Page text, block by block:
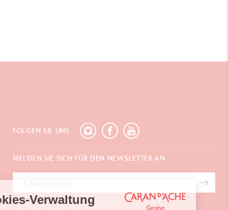
Cookies-Verwaltung
FOLGEN SIE UNS
MELDEN SIE SICH FÜR DEN NEWSLETTER AN